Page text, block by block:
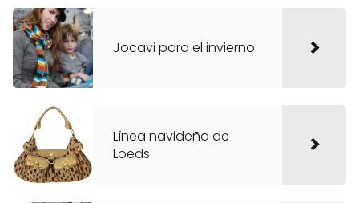
Jocavi para el invierno
Línea navideña de
Loeds